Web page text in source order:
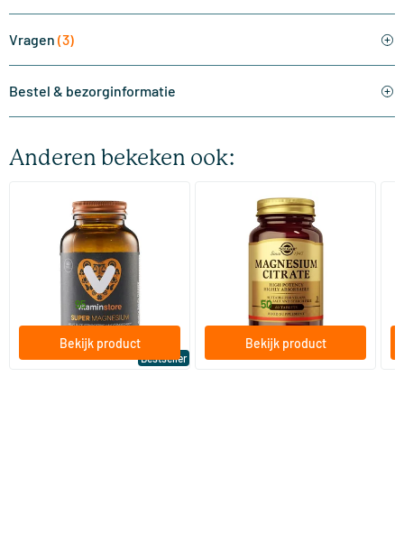
Vragen (3)
Bestel & bezorginformatie
Anderen bekeken ook:
Bestseller
(510)
Super Magnesium
60/​120 tabletten
Vitaminstore
95
Bekijk product
(287)
Magnesium Citrate
(Magnesium Citraat)
60/​120 tabletten
Solgar Vitamins
16.50
Bekijk product